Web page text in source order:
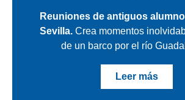
Reuniones de antiguos
Sevilla.Crea momentos
de un barco por el río
Leer más